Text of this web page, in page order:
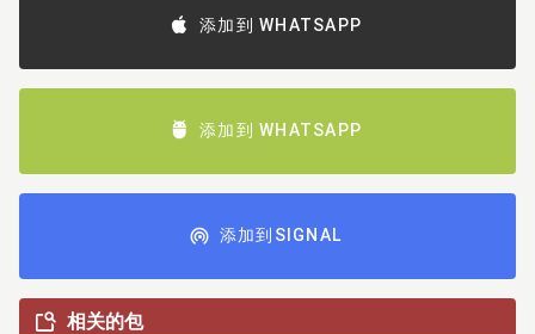
添加到 WHATSAPP
添加到 WHATSAPP
添加到SIGNAL
相关的包